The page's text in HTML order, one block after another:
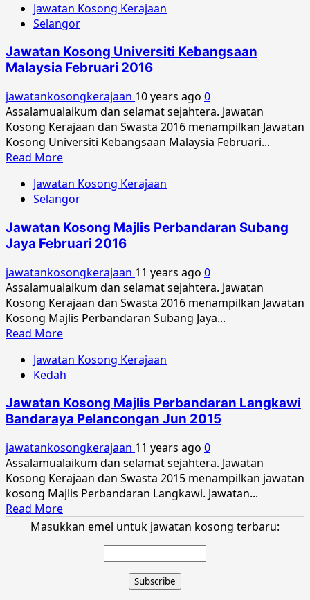
about
Jawatan
Majlis
Daerah
Selangor
Mac
2016
Jawatan Kosong Kerajaan
Selangor
Jawatan Kosong Universiti Kebangsaan
Malaysia Februari 2016
jawatankosongkerajaan 10 years ago 0
Assalamualaikum dan selamat sejahtera. Jawatan
Kosong Kerajaan dan Swasta 2016 menampilkan Jawatan
Kosong Universiti Kebangsaan Malaysia Februari...
Read MoreRead
about
Jawatan
Universiti
Kebangsaan
Februari
2016
Jawatan Kosong Kerajaan
Selangor
Jawatan Kosong Majlis Perbandaran Subang
Jaya Februari 2016
jawatankosongkerajaan 11 years ago 0
Assalamualaikum dan selamat sejahtera. Jawatan
Kosong Kerajaan dan Swasta 2016 menampilkan Jawatan
Kosong Majlis Perbandaran Subang Jaya...
Read MoreRead
about
Jawatan
Majlis
Perbandaran
Jaya
Februari
2016
Jawatan Kosong Kerajaan
Kedah
Jawatan Kosong Majlis Perbandaran Langkawi
Bandaraya Pelancongan Jun 2015
jawatankosongkerajaan 11 years ago 0
Assalamualaikum dan selamat sejahtera. Jawatan
Kosong Kerajaan dan Swasta 2015 menampilkan jawatan
kosong Majlis Perbandaran Langkawi. Jawatan...
Read MoreRead
more
Masukkan emel untuk jawatan kosong terbaru: